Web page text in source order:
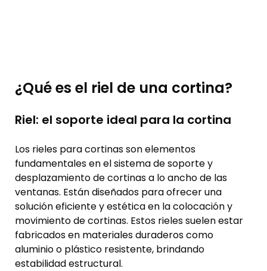
¿Qué es el riel de una cortina?
Riel: el soporte ideal para la cortina
Los rieles para cortinas son elementos
fundamentales en el sistema de soporte y
desplazamiento de cortinas a lo ancho de las
ventanas. Están diseñados para ofrecer una
solución eficiente y estética en la colocación y
movimiento de cortinas. Estos rieles suelen estar
fabricados en materiales duraderos como
aluminio o plástico resistente, brindando
estabilidad estructural.